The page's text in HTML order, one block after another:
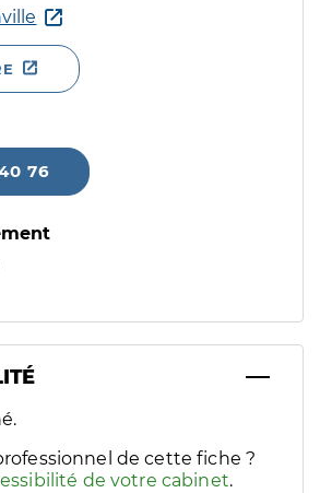
76
plusieurs handicaps/besoins
de cette fiche ?
de votre cabinet.